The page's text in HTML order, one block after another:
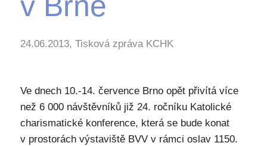
24.06.2013, Tisková zpráva KCHK
Ve dnech 10.-14. července Brno opět přivítá více
než 6 000 návštěvníků již 24. ročníku Katolické
charismatické konference, která se bude konat
v prostorách výstaviště BVV v rámci oslav 1150.